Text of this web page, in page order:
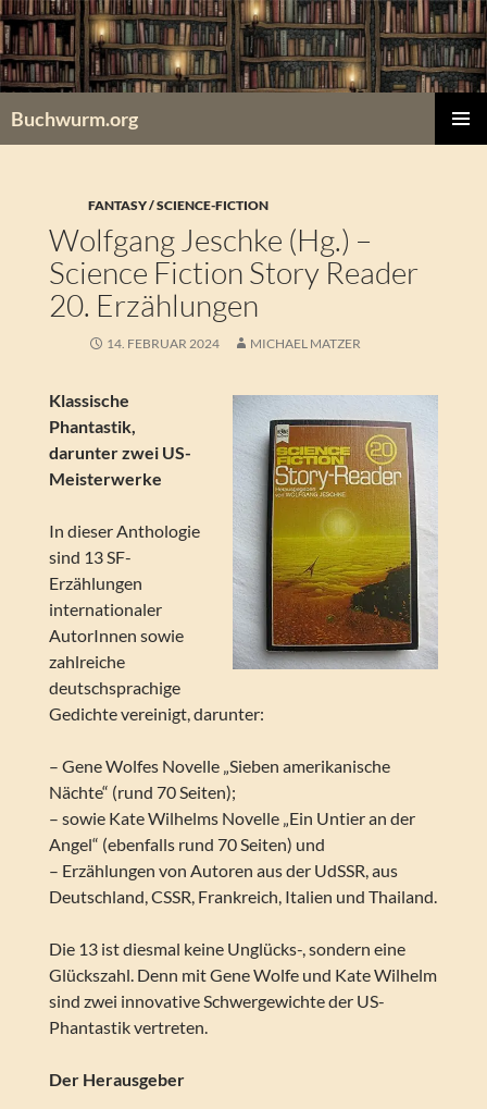
Zum
Inhalt
springen
Buchwurm.org
FANTASY / SCIENCE-FICTION
Wolfgang Jeschke (Hg.) –
Science Fiction Story Reader
20. Erzählungen
14. FEBRUAR 2024 MICHAEL MATZER
Klassische
Phantastik,
darunter zwei US-
Meisterwerke
In dieser Anthologie
sind 13 SF-
Erzählungen
internationaler
AutorInnen sowie
zahlreiche
deutschsprachige
Gedichte vereinigt, darunter:
– Gene Wolfes Novelle „Sieben amerikanische
Nächte“ (rund 70 Seiten);
– sowie Kate Wilhelms Novelle „Ein Untier an der
Angel“ (ebenfalls rund 70 Seiten) und
– Erzählungen von Autoren aus der UdSSR, aus
Deutschland, CSSR, Frankreich, Italien und Thailand.
Die 13 ist diesmal keine Unglücks-, sondern eine
Glückszahl. Denn mit Gene Wolfe und Kate Wilhelm
sind zwei innovative Schwergewichte der US-
Phantastik vertreten.
Der Herausgeber